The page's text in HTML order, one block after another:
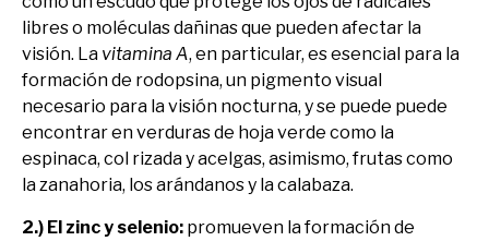
libres o moléculas dañinas que pueden afectar la
visión. La vitamina A, en particular, es esencial para la
formación de rodopsina, un pigmento visual
necesario para la visión nocturna, y se puede puede
encontrar en verduras de hoja verde como la
espinaca, col rizada y acelgas, asimismo, frutas como
la zanahoria, los arándanos y la calabaza.
2.) El zinc y selenio: promueven la formación de